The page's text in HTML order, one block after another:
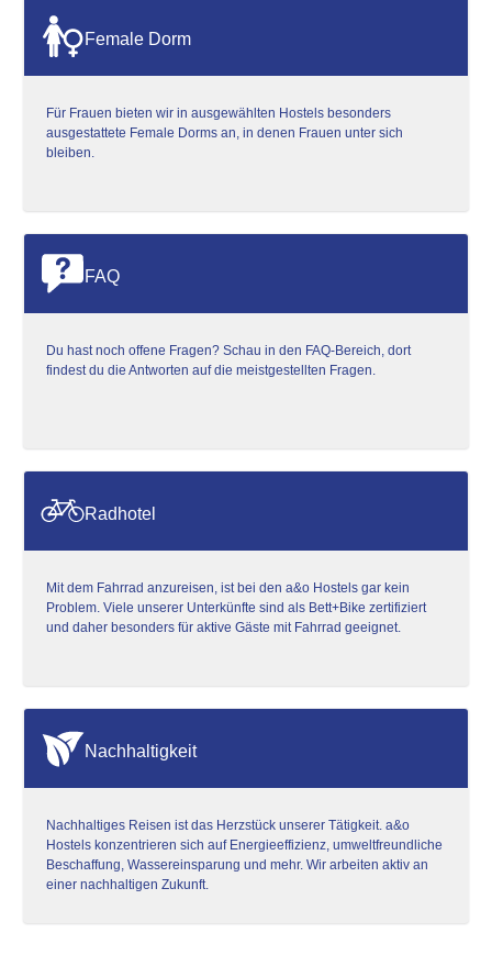
Female Dorm
Für Frauen bieten wir in ausgewählten Hostels besonders
ausgestattete Female Dorms an, in denen Frauen unter sich
bleiben.
FAQ
Du hast noch offene Fragen? Schau in den FAQ-Bereich, dort
findest du die Antworten auf die meistgestellten Fragen.
Radhotel
Mit dem Fahrrad anzureisen, ist bei den a&o Hostels gar kein
Problem. Viele unserer Unterkünfte sind als Bett+Bike zertifiziert
und daher besonders für aktive Gäste mit Fahrrad geeignet.
Nachhaltigkeit
Nachhaltiges Reisen ist das Herzstück unserer Tätigkeit. a&o
Hostels konzentrieren sich auf Energieeffizienz, umweltfreundliche
Beschaffung, Wassereinsparung und mehr. Wir arbeiten aktiv an
einer nachhaltigen Zukunft.